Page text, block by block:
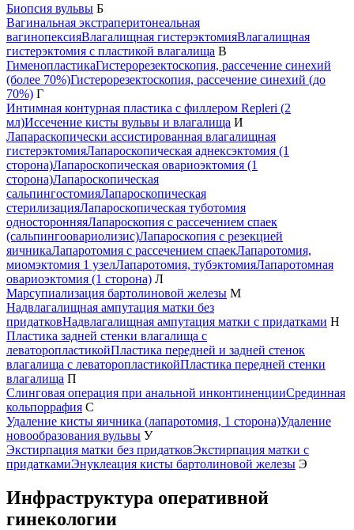
Биопсия вульвы Б
Вагинальная экстраперитонеальная
вагинопексияВлагалищная гистерэктомияВлагалищная
гистерэктомия с пластикой влагалища В
ГименопластикаГистерорезектоскопия, рассечение синехий
(более 70%)Гистерорезектоскопия, рассечение синехий (до
70%) Г
Интимная контурная пластика с филлером Repleri (2
мл)Иссечение кисты вульвы и влагалища И
Лапараскопически ассистированная влагалищная
гистерэктомияЛапароскопическая аднексэктомия (1
сторона)Лапароскопическая овариоэктомия (1
сторона)Лапароскопическая
сальпингостомияЛапароскопическая
стерилизацияЛапароскопическая туботомия
односторонняяЛапароскопия с рассечением спаек
(сальпингоовариолизис)Лапароскопия с резекцией
яичникаЛапаротомия с рассечением спаекЛапаротомия,
миомэктомия 1 узелЛапаротомия, тубэктомияЛапаротомная
овариоэктомия (1 сторона) Л
Марсупиализация бартолиновой железы М
Надвлагалищная ампутация матки без
придатковНадвлагалищная ампутация матки с придатками Н
Пластика задней стенки влагалища с
леваторопластикойПластика передней и задней стенок
влагалища с леваторопластикойПластика передней стенки
влагалища П
Слинговая операция при анальной инконтиненцииСрединная
кольпоррафия С
Удаление кисты яичника (лапаротомия, 1 сторона)Удаление
новообразования вульвы У
Экстирпация матки без придатковЭкстирпация матки с
придаткамиЭнуклеация кисты бартолиновой железы Э
Инфраструктура оперативной
гинекологии